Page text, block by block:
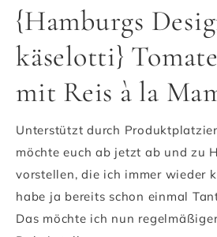
{Hamburgs
käselotti}
mit Reis à la
Unterstützt durch
möchte euch ab jetzt ab und zu
vorstellen, die ich immer wieder
habe ja bereits schon einmal
Das möchte ich nun